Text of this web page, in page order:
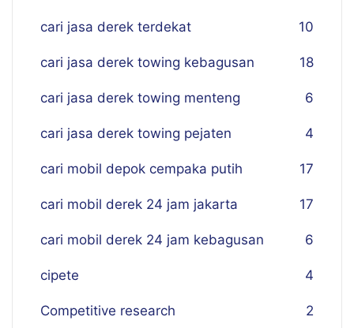
cari jasa derek terdekat 10
cari jasa derek towing kebagusan 18
cari jasa derek towing menteng 6
cari jasa derek towing pejaten 4
cari mobil depok cempaka putih 17
cari mobil derek 24 jam jakarta 17
cari mobil derek 24 jam kebagusan 6
cipete 4
Competitive research 2